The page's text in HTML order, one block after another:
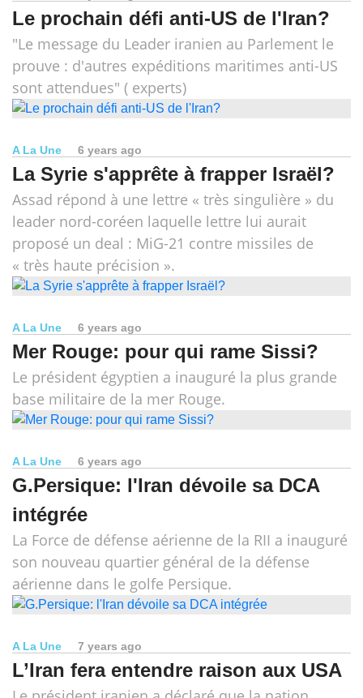
Le prochain défi anti-US de l'Iran?
"Le message du Leader iranien au Parlement le
prouve : d'autres expéditions maritimes anti-US
sont attendues" ( experts)
A La Une 6 years ago
La Syrie s'apprête à frapper Israël?
Assad répond à une lettre « très singulière » du
leader nord-coréen laquelle lettre lui aurait
proposé un deal : MiG-21 contre missiles de
« très haute précision ».
A La Une 6 years ago
Mer Rouge: pour qui rame Sissi?
Le président égyptien a inauguré la plus grande
base militaire de la mer Rouge.
A La Une 6 years ago
G.Persique: l'Iran dévoile sa DCA
intégrée
La Force de défense aérienne de la RII a inauguré
son nouveau quartier général de la défense
aérienne dans le golfe Persique.
A La Une 7 years ago
L’Iran fera entendre raison aux USA